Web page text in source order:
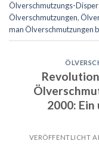
Ölverschmutzungs-
Ölverschmutzungen,
man Ölverschmutzungen
2000:
VERÖFFENTLICHT